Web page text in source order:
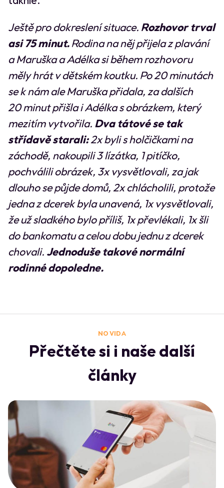
Ještě pro dokreslení situace. Rozhovor trval
asi 75 minut.Rodina na něj přijela z plavání
a Maruška a Adélka si během rozhovoru
měly hrát v dětském koutku. Po 20 minutách
se k nám ale Maruška přidala, za dalších
20 minut přišla i Adélka s obrázkem, který
mezitím vytvořila. Dva tátové se tak
střídavě starali:2x byli s holčičkami na
záchodě, nakoupili 3 lízátka, 1 pitíčko,
pochválili obrázek, 3x vysvětlovali, za jak
dlouho se půjde domů, 2x chlácholili, protože
jedna z dcerek byla unavená, 1x vysvětlovali,
že už sladkého bylo příliš, 1x převlékali, 1x šli
do bankomatu a celou dobu jednu z dcerek
chovali. Jednoduše takové normální
rodinné dopoledne.
NO VIDA
Přečtěte si i naše další
články